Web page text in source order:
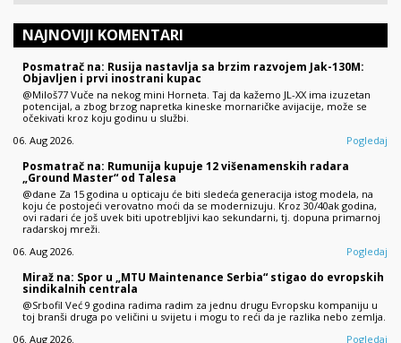
NAJNOVIJI KOMENTARI
Posmatrač na: Rusija nastavlja sa brzim razvojem Jak-130M:
Objavljen i prvi inostrani kupac
@Miloš77 Vuče na nekog mini Horneta. Taj da kažemo JL-XX ima izuzetan
potencijal, a zbog brzog napretka kineske mornaričke avijacije, može se
očekivati kroz koju godinu u službi.
06. Aug 2026.
Pogledaj
Posmatrač na: Rumunija kupuje 12 višenamenskih radara
„Ground Master“ od Talesa
@dane Za 15 godina u opticaju će biti sledeća generacija istog modela, na
koju će postojeći verovatno moći da se modernizuju. Kroz 30/40ak godina,
ovi radari će još uvek biti upotrebljivi kao sekundarni, tj. dopuna primarnoj
radarskoj mreži.
06. Aug 2026.
Pogledaj
Miraž na: Spor u „MTU Maintenance Serbia“ stigao do evropskih
sindikalnih centrala
@Srbofil Već 9 godina radima radim za jednu drugu Evropsku kompaniju u
toj branši druga po veličini u svijetu i mogu to reći da je razlika nebo zemlja.
06. Aug 2026.
Pogledaj